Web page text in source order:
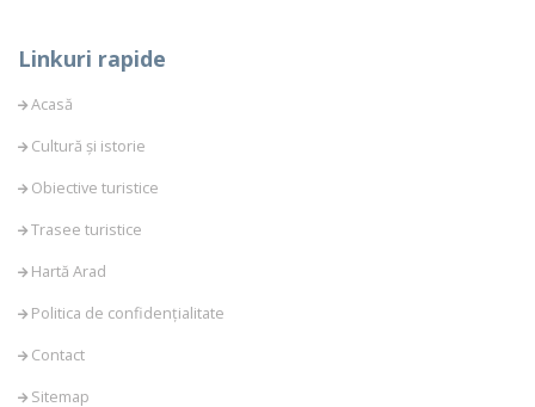
Linkuri rapide
Acasă
Cultură și istorie
Obiective turistice
Trasee turistice
Hartă Arad
Politica de confidențialitate
Contact
Sitemap